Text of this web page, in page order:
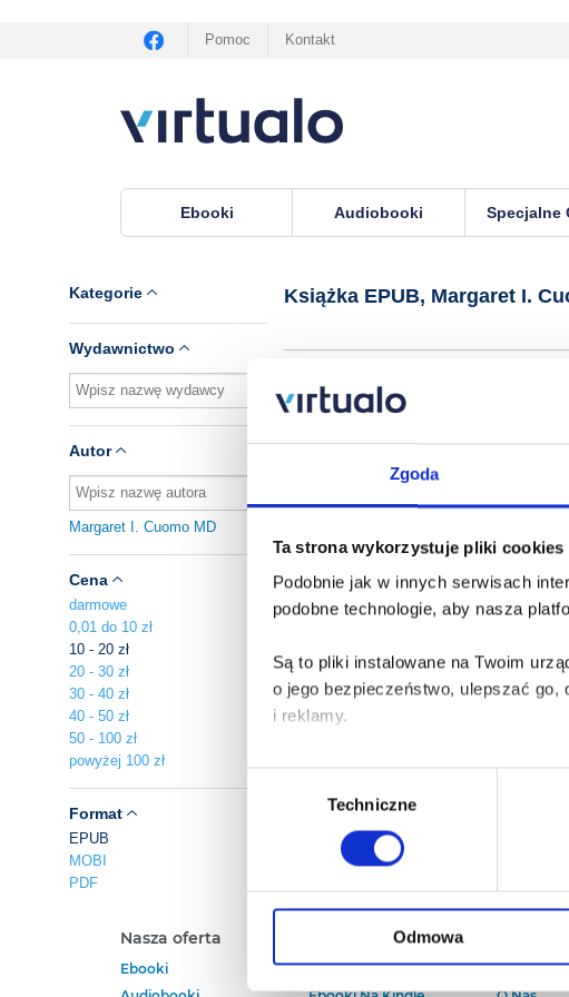
Zgoda
Ta strona wykorzystuje pliki cookies
Podobnie jak w innych serwisach
podobne technologie, aby nasza
Są to pliki instalowane na Twoim
o jego bezpieczeństwo, ulepszać go,
i reklamy.
Poza plikami, które są nam
Twojej zgody.
Każda udzielona zgoda poprawi
Techniczne
Odmowa
Pomoc Kontakt
Ebooki Audiobooki Specjalne
Kategorie
Wydawnictwo
Autor
Margaret I. Cuomo MD
Cena
darmowe
0,01 do 10 zł
10 - 20 zł
20 - 30 zł
30 - 40 zł
40 - 50 zł
50 - 100 zł
powyżej 100 zł
Format
EPUB
MOBI
PDF
Książka EPUB, Margaret I.
Brak pozycji.
Nasza oferta
Ebooki
Polecamy
Darmowe Ebooki
Kontakt